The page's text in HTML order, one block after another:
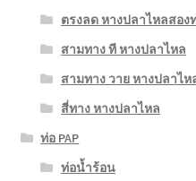
ตรงลด หางปลาไหลสอง
สามทาง ที หางปลาไหล
สามทาง วาย หางปลาไห
สี่ทาง หางปลาไหล
ท่อ PAP
ท่อน้ำร้อน